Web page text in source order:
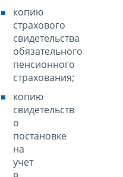
копию
страхового
свидетельства
обязательного
пенсионного
страхования;
копию
свидетельств
о
постановке
на
учет